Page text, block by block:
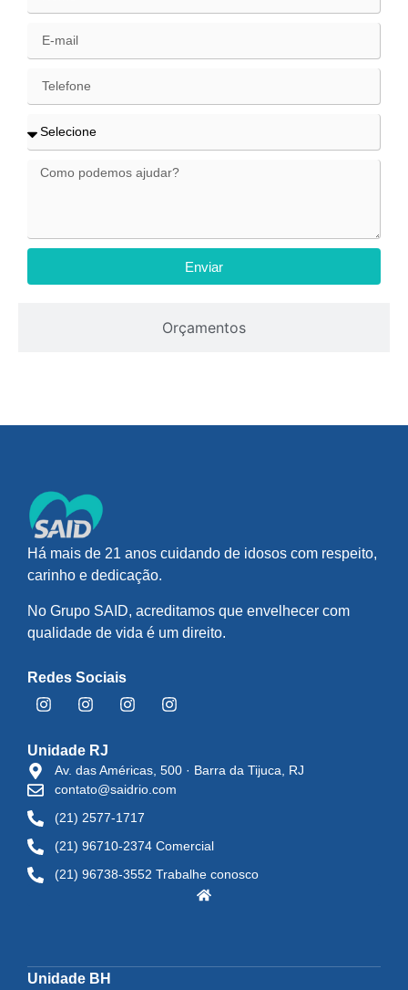
Orçamentos
Enviar
Há mais de 21 anos cuidando de idosos com respeito,
carinho e dedicação.
No Grupo SAID, acreditamos que envelhecer com
qualidade de vida é um direito.
Redes Sociais
Unidade RJ
Av. das Américas, 500 · Barra da Tijuca, RJ
contato@saidrio.com
(21) 2577-1717
(21) 96710-2374 Comercial
(21) 96738-3552 Trabalhe conosco
Unidade BH